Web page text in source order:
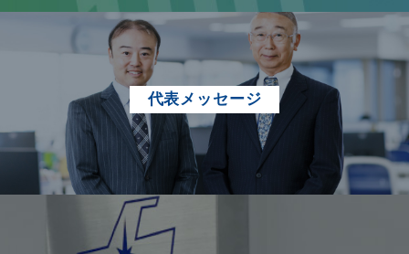
代表メッセージ